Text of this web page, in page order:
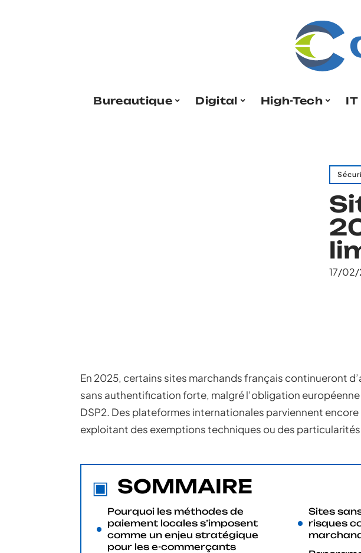
Bureautique Digital High-Tech IT
17/
En 2025, certains sites marchands français continueront
sans authentification forte, malgré l’obligation
DSP2. Des plateformes internationales parviennent
exploitant des exemptions techniques ou des
SOMMAIRE
Pourquoi les méthodes de
paiement locales s’imposent
comme un enjeu stratégique
pour les e-commerçants
Sites
risques